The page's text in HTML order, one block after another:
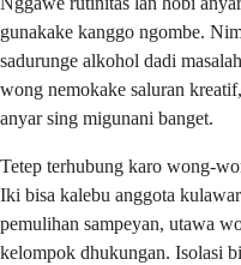
gunakake kanggo ngombe.
sadurunge alkohol dadi
wong nemokake saluran
anyar sing migunani banget.
Tetep terhubung karo wong-
Iki bisa kalebu anggota
pemulihan sampeyan, utawa
kelompok dhukungan. Isolasi